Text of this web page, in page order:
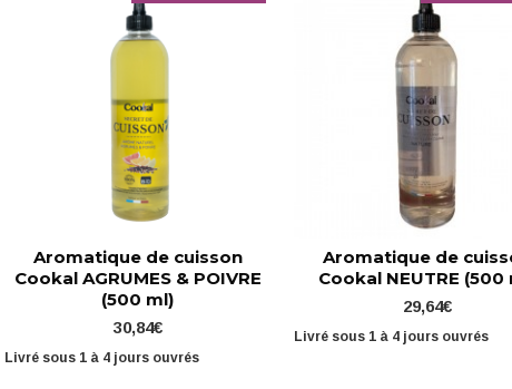
Aromatique de cuisson
Cookal AGRUMES & POIVRE
(500 ml)
30,84€
Livré sous 1 à 4 jours ouvrés
Aromatique de
Cookal NEUTRE (500
29,64€
Livré sous 1 à 4 jours ouvrés